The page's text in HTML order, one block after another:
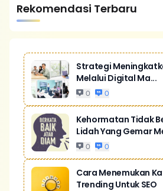
Rekomendasi Terbaru
Strategi
Melalui Digital Ma...
0 0
Kehormatan Tidak
Lidah Yang Gemar
0 0
Cara Menemukan
Trending Untuk SEO